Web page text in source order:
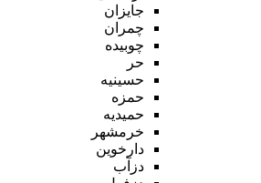
جایزان
چمران
چوبیده
حر
حسینیه
حمزه
حمیدیه
خرمشهر
دارخوین
دزآب